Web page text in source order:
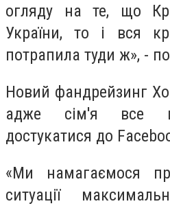
огляду на те, що
України, то і вся
потрапила туди ж», -
Новий фандрейзинг
адже сім'я все
достукатися до
«Ми намагаємося
ситуації